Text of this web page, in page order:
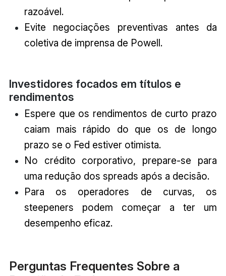
razoável.
Evite negociações preventivas antes da
coletiva de imprensa de Powell.
Investidores focados em títulos e
rendimentos
Espere que os rendimentos de curto prazo
caiam mais rápido do que os de longo
prazo se o Fed estiver otimista.
No crédito corporativo, prepare-se para
uma redução dos spreads após a decisão.
Para os operadores de curvas, os
steepeners podem começar a ter um
desempenho eficaz.
Perguntas Frequentes Sobre a